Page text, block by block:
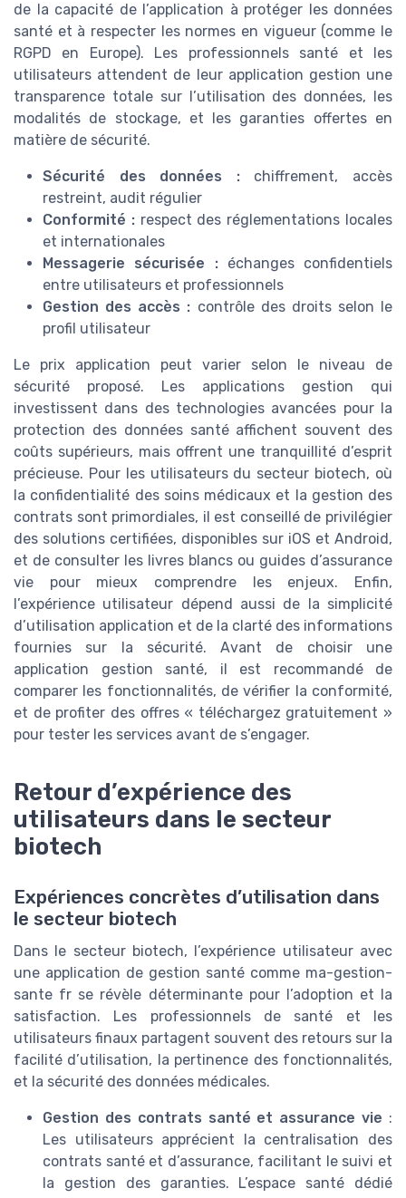
de la capacité de l’application à protéger les données
santé et à respecter les normes en vigueur (comme le
RGPD en Europe). Les professionnels santé et les
utilisateurs attendent de leur application gestion une
transparence totale sur l’utilisation des données, les
modalités de stockage, et les garanties offertes en
matière de sécurité.
Sécurité des données :chiffrement, accès
restreint, audit régulier
Conformité :respect des réglementations locales
et internationales
Messagerie sécurisée :échanges confidentiels
entre utilisateurs et professionnels
Gestion des accès : contrôle des droits selon le
profil utilisateur
Le prix application peut varier selon le niveau de
sécurité proposé. Les applications gestion qui
investissent dans des technologies avancées pour la
protection des données santé affichent souvent des
coûts supérieurs, mais offrent une tranquillité d’esprit
précieuse. Pour les utilisateurs du secteur biotech, où
la confidentialité des soins médicaux et la gestion des
contrats sont primordiales, il est conseillé de privilégier
des solutions certifiées, disponibles sur iOS et Android,
et de consulter les livres blancs ou guides d’assurance
vie pour mieux comprendre les enjeux. Enfin,
l’expérience utilisateur dépend aussi de la simplicité
d’utilisation application et de la clarté des informations
fournies sur la sécurité. Avant de choisir une
application gestion santé, il est recommandé de
comparer les fonctionnalités, de vérifier la conformité,
et de profiter des offres « téléchargez gratuitement »
pour tester les services avant de s’engager.
Retour d’expérience des
utilisateurs dans le secteur
biotech
Expériences concrètes d’utilisation dans
le secteur biotech
Dans le secteur biotech, l’expérience utilisateur avec
une application de gestion santé comme ma-gestion-
sante fr se révèle déterminante pour l’adoption et la
satisfaction. Les professionnels de santé et les
utilisateurs finaux partagent souvent des retours sur la
facilité d’utilisation, la pertinence des fonctionnalités,
et la sécurité des données médicales.
Gestion des contrats santé et assurance vie :
Les utilisateurs apprécient la centralisation des
contrats santé et d’assurance, facilitant le suivi et
la gestion des garanties. L’espace santé dédié